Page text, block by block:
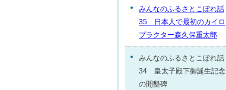
みんなのふるさとこぼれ話
35 日本人で最初のカイロ
プラクター森久保重太郎
みんなのふるさとこぼれ話
34 皇太子殿下御誕生記念
の開墾碑